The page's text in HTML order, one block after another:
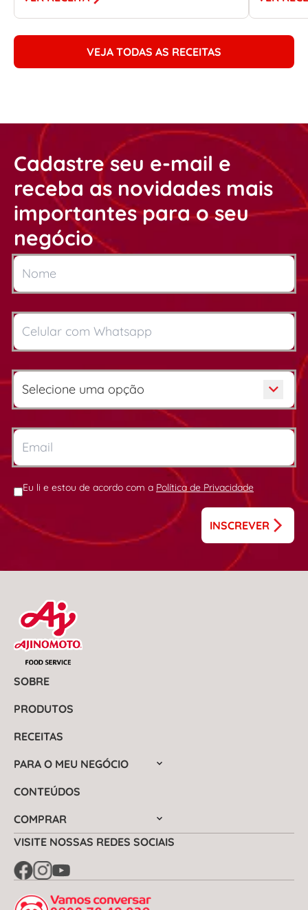
VEJA TODAS AS RECEITAS
Cadastre seu e-mail e
receba as novidades mais
importantes para o seu
negócio
Eu li e estou de acordo com a Política de Privacidade
INSCREVER
SOBRE
PRODUTOS
RECEITAS
PARA O MEU NEGÓCIO
CONTEÚDOS
COMPRAR
VISITE NOSSAS REDES SOCIAIS